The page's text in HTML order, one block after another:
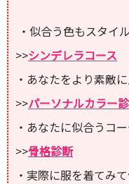
・似合う色もスタイ
>>シンデレラコース
・あなたをより素敵
>>パーソナルカラー
・あなたに似合うコ
>>骨格診断
・実際に服を着てみ